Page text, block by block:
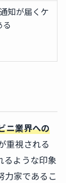
知が届くケ
ニ業界への
重視される
るような印象
力家であるこ